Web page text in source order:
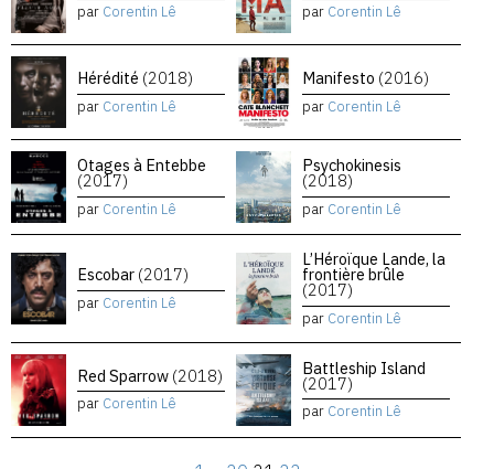
par Corentin Lê par Corentin Lê
Hérédité (2018)
par Corentin Lê
Manifesto (2016)
par Corentin Lê
Otages à Entebbe
(2017)
par Corentin Lê
Psychokinesis
(2018)
par Corentin Lê
Escobar (2017)
par Corentin Lê
L’Héroïque Lande, la
frontière brûle
(2017)
par Corentin Lê
Red Sparrow (2018)
par Corentin Lê
Battleship Island
(2017)
par Corentin Lê